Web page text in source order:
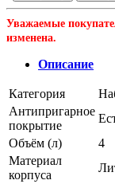
Уважаемые
изменена.
Описание
Категория
Антипригарное
покрытие
Объём (л)
4
Материал
корпуса